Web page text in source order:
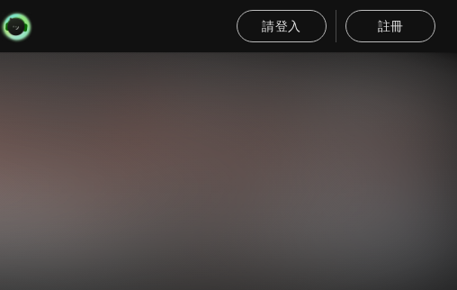
請登入 註冊